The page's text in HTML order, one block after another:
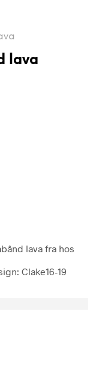
lava
lava fra hos
Clake16-19